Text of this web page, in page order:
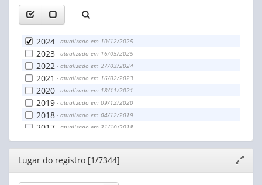
30 a 34 anos
30 anos
31 anos
32 anos
33 anos
34 anos
23 anos
24 anos
25 a 29 anos
25 anos
26 anos
27 anos
28 anos
29 anos
2024 - atualizado em 10/12/2025
2023 - atualizado em 16/05/2025
2022 - atualizado em 27/03/2024
2021 - atualizado em 16/02/2023
2020 - atualizado em 18/11/2021
2019 - atualizado em 09/12/2020
2018 - atualizado em 04/12/2019
2017 - atualizado em 31/10/2018
2016- atualizado em 14/11/2017
2015
2014 - atualizado em 30/11/2015
2013
Editor
janela
Lugar do registro [1/7344]